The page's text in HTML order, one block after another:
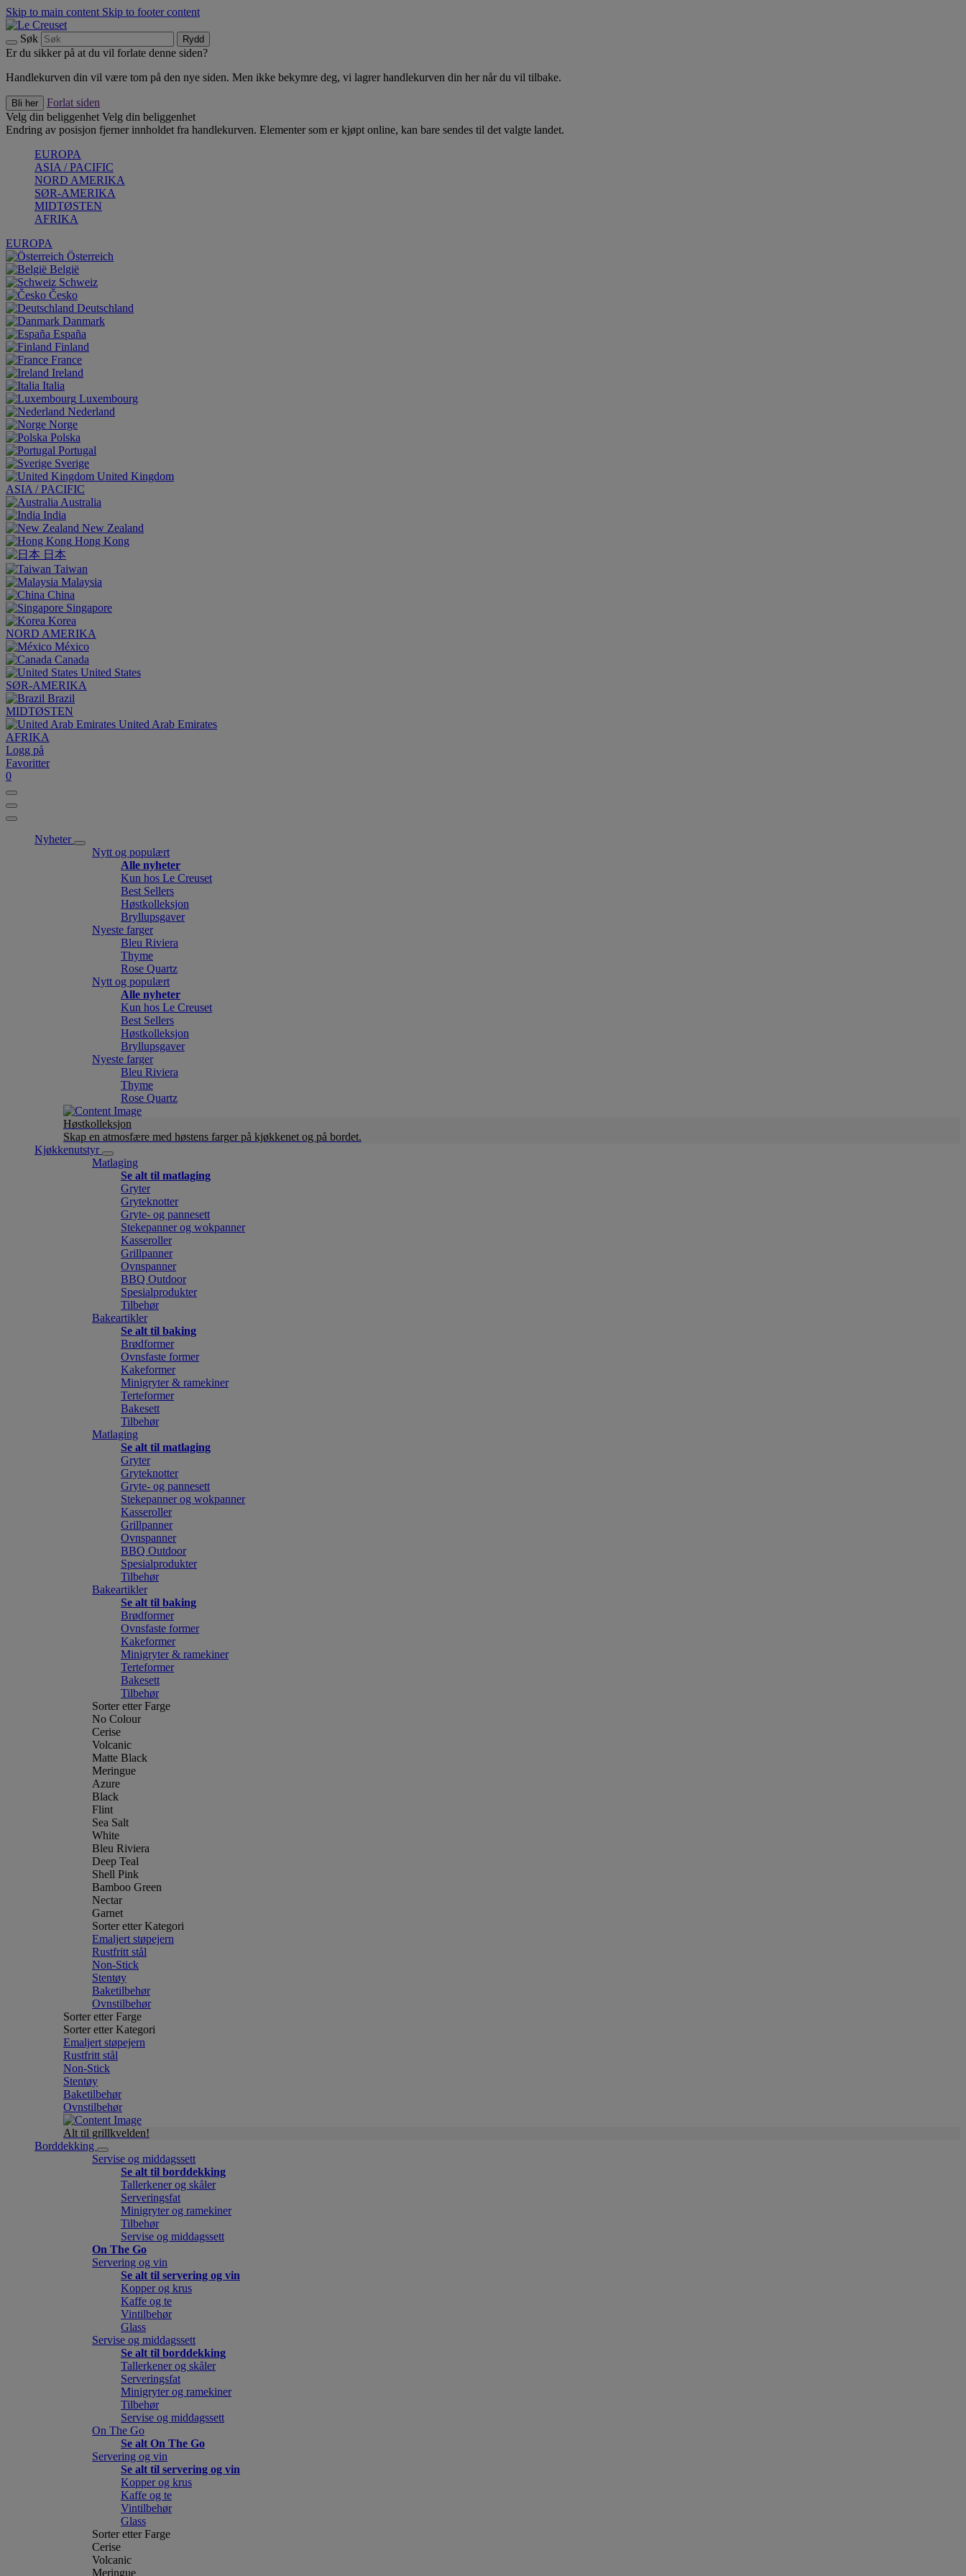
Skip to main content Skip to footer content
Søk Rydd
Er du sikker på at du vil forlate denne siden?
Handlekurven din vil være tom på den nye siden. Men ikke bekymre deg, vi lagrer handlekurven din her når du vil tilbake.
Bli her
Forlat siden
Velg din beliggenhet Velg din beliggenhet
Endring av posisjon fjerner innholdet fra handlekurven. Elementer som er kjøpt online, kan bare sendes til det valgte landet.
EUROPA
ASIA / PACIFIC
NORD AMERIKA
SØR-AMERIKA
MIDTØSTEN
AFRIKA
EUROPA
Österreich
België
Schweiz
Česko
Deutschland
Danmark
España
Finland
France
Ireland
Italia
Luxembourg
Nederland
Norge
Polska
Portugal
Sverige
United Kingdom
ASIA / PACIFIC
Australia
India
New Zealand
Hong Kong
日本
Taiwan
Malaysia
China
Singapore
Korea
NORD AMERIKA
México
Canada
United States
SØR-AMERIKA
Brazil
MIDTØSTEN
United Arab Emirates
AFRIKA
Logg på
Favoritter
0
Nyheter
Nytt og populært
Alle nyheter
Kun hos Le Creuset
Best Sellers
Høstkolleksjon
Bryllupsgaver
Nyeste farger
Bleu Riviera
Thyme
Rose Quartz
Nytt og populært
Alle nyheter
Kun hos Le Creuset
Best Sellers
Høstkolleksjon
Bryllupsgaver
Nyeste farger
Bleu Riviera
Thyme
Rose Quartz
Høstkolleksjon
Skap en atmosfære med høstens farger på kjøkkenet og på bordet.
Kjøkkenutstyr
Matlaging
Se alt til matlaging
Gryter
Gryteknotter
Gryte- og pannesett
Stekepanner og wokpanner
Kasseroller
Grillpanner
Ovnspanner
BBQ Outdoor
Spesialprodukter
Tilbehør
Bakeartikler
Se alt til baking
Brødformer
Ovnsfaste former
Kakeformer
Minigryter & ramekiner
Terteformer
Bakesett
Tilbehør
Matlaging
Se alt til matlaging
Gryter
Gryteknotter
Gryte- og pannesett
Stekepanner og wokpanner
Kasseroller
Grillpanner
Ovnspanner
BBQ Outdoor
Spesialprodukter
Tilbehør
Bakeartikler
Se alt til baking
Brødformer
Ovnsfaste former
Kakeformer
Minigryter & ramekiner
Terteformer
Bakesett
Tilbehør
Sorter etter Farge
No Colour
Cerise
Volcanic
Matte Black
Meringue
Azure
Black
Flint
Sea Salt
White
Bleu Riviera
Deep Teal
Shell Pink
Bamboo Green
Nectar
Garnet
Sorter etter Kategori
Emaljert støpejern
Rustfritt stål
Non-Stick
Stentøy
Baketilbehør
Ovnstilbehør
Sorter etter Farge
Sorter etter Kategori
Emaljert støpejern
Rustfritt stål
Non-Stick
Stentøy
Baketilbehør
Ovnstilbehør
Alt til grillkvelden!
Borddekking
Servise og middagssett
Se alt til borddekking
Tallerkener og skåler
Serveringsfat
Minigryter og ramekiner
Tilbehør
Servise og middagssett
On The Go
Servering og vin
Se alt til servering og vin
Kopper og krus
Kaffe og te
Vintilbehør
Glass
Servise og middagssett
Se alt til borddekking
Tallerkener og skåler
Serveringsfat
Minigryter og ramekiner
Tilbehør
Servise og middagssett
On The Go
Se alt On The Go
Servering og vin
Se alt til servering og vin
Kopper og krus
Kaffe og te
Vintilbehør
Glass
Sorter etter Farge
Cerise
Volcanic
Meringue